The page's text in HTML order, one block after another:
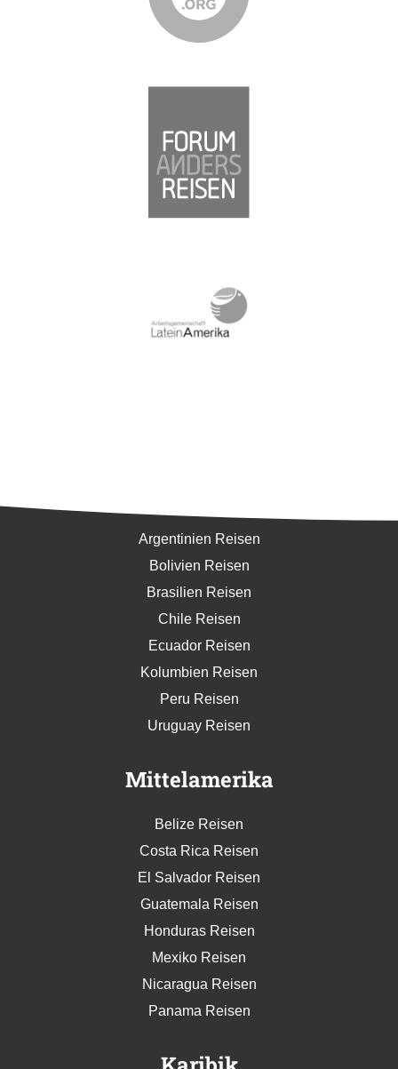
Argentinien Reisen
Bolivien Reisen
Brasilien Reisen
Chile Reisen
Ecuador Reisen
Kolumbien Reisen
Peru Reisen
Uruguay Reisen
Mittelamerika
Belize Reisen
Costa Rica Reisen
El Salvador Reisen
Guatemala Reisen
Honduras Reisen
Mexiko Reisen
Nicaragua Reisen
Panama Reisen